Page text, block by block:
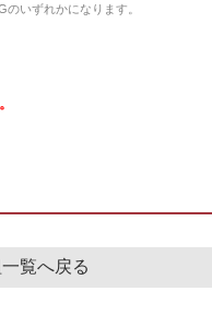
いずれかになります。
覧へ戻る